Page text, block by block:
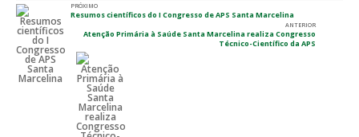
PRÓXIMO
Resumos científicos do I Congresso de APS Santa Marcelina
ANTERIOR
Atenção Primária à Saúde Santa Marcelina realiza Congresso
Técnico-Científico da APS